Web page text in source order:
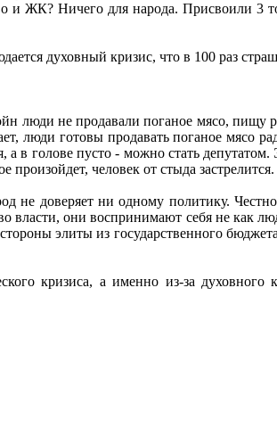
и ЖК? Ничего для народа. Присвоили
духовный кризис, что в 100 раз
люди не продавали поганое мясо, пищу
люди готовы продавать поганое мясо
а в голове пусто - можно стать
человек от стыда застрелится.
не доверяет ни одному политику.
власти, они воспринимают себя не как
элиты из государственного
кризиса, а именно из-за